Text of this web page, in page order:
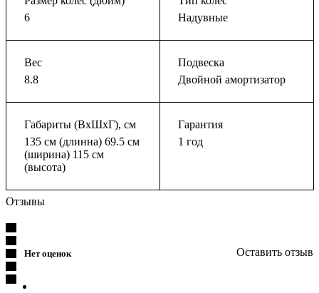
6
Надувные
Вес
8.8
Подвеска
Двойной амортизатор
Габариты (ВхШхГ), см
135 см (длинна) 69.5 см
(ширина) 115 см
(высота)
Гарантия
1 год
Отзывы
Нет оценок Оставить отзыв